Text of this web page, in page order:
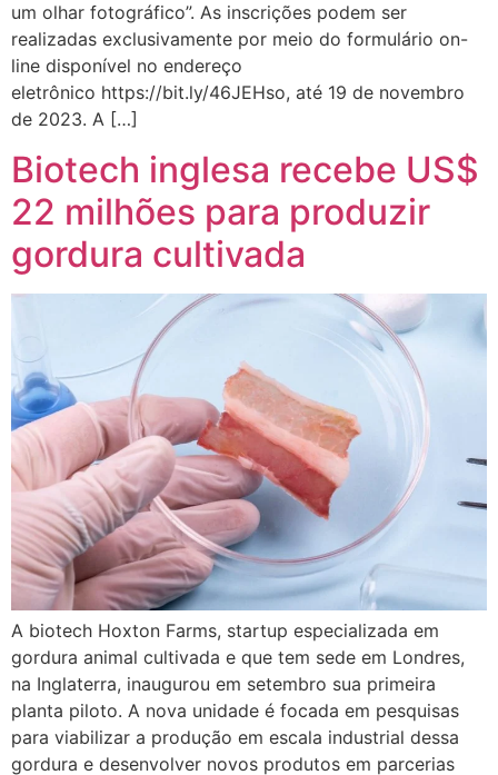
um olhar fotográfico”. As inscrições podem ser
realizadas exclusivamente por meio do formulário on-
line disponível no endereço
eletrônico https://bit.ly/46JEHso, até 19 de novembro
de 2023. A […]
Biotech inglesa recebe US$
22 milhões para produzir
gordura cultivada
A biotech Hoxton Farms, startup especializada em
gordura animal cultivada e que tem sede em Londres,
na Inglaterra, inaugurou em setembro sua primeira
planta piloto. A nova unidade é focada em pesquisas
para viabilizar a produção em escala industrial dessa
gordura e desenvolver novos produtos em parcerias